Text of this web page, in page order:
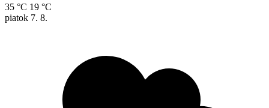
35 °C 19 °C
piatok 7. 8.